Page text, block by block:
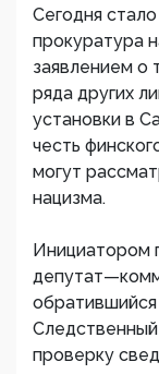
Сегодня
прокуратура
заявлением о
ряда других
установки в
честь
могут
нацизма.
Инициатором
проверку